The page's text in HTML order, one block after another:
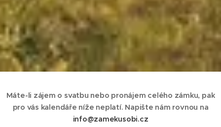
Máte-li zájem o svatbu nebo pronájem celého zámku, pak
pro vás kalendáře níže neplatí. Napište nám rovnou na
info@zamekusobi.cz